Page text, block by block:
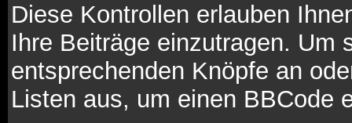
Diese Kontrollen erlauben
Ihre Beiträge einzutragen. Um
entsprechenden Knöpfe an
Listen aus, um einen BBCode